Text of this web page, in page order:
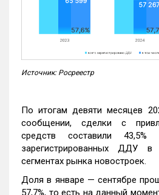
Источник: Росреестр
По итогам девяти месяцев
сообщении, сделки с
средств составили
зарегистрированных ДДУ
сегментах рынка новостроек.
Доля в январе — сентябре
57,7%, то есть на данный